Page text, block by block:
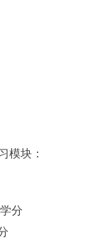
模块：
分